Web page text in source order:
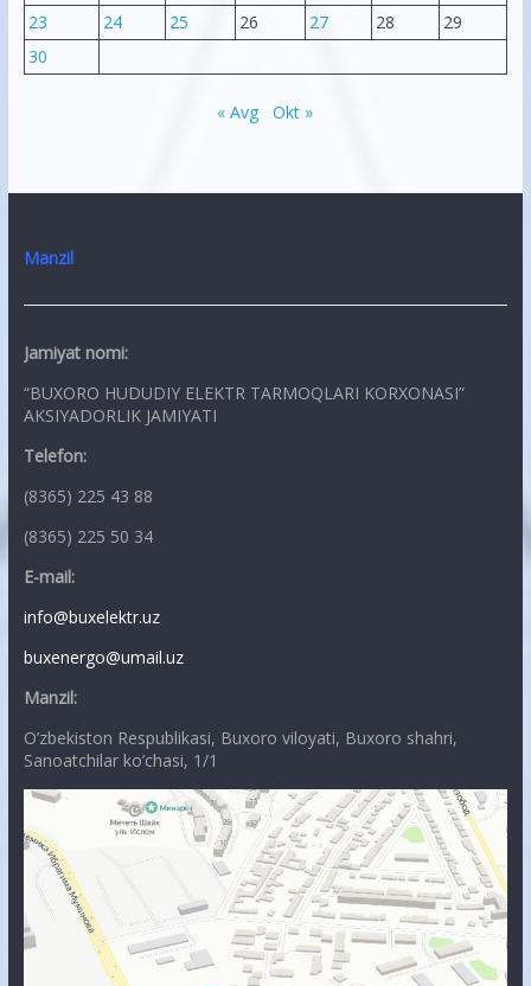
23
24 25 26 27 28
29
30
« Avg Okt »
Manzil
Jamiyat nomi:
“BUXORO HUDUDIY ELEKTR TARMOQLARI KORXONASI”
AKSIYADORLIK JAMIYATI
Telefon:
(8365) 225 43 88
(8365) 225 50 34
E-mail:
info@buxelektr.uz
buxenergo@umail.uz
Manzil:
O’zbekiston Respublikasi, Buxoro viloyati, Buxoro shahri,
Sanoatchilar ko’chasi, 1/1